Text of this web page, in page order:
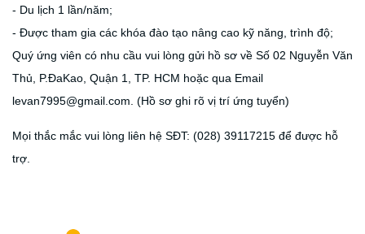
- Du lịch 1 lần/năm;
- Được tham gia các khóa đào tạo nâng cao kỹ năng, trình độ;
Quý ứng viên có nhu cầu vui lòng gửi hồ sơ về Số 02 Nguyễn Văn
Thủ, P.ĐaKao, Quận 1, TP. HCM hoặc qua Email
levan7995@gmail.com. (Hồ sơ ghi rõ vị trí ứng tuyển)
Mọi thắc mắc vui lòng liên hệ SĐT: (028) 39117215 để được hỗ
trợ.